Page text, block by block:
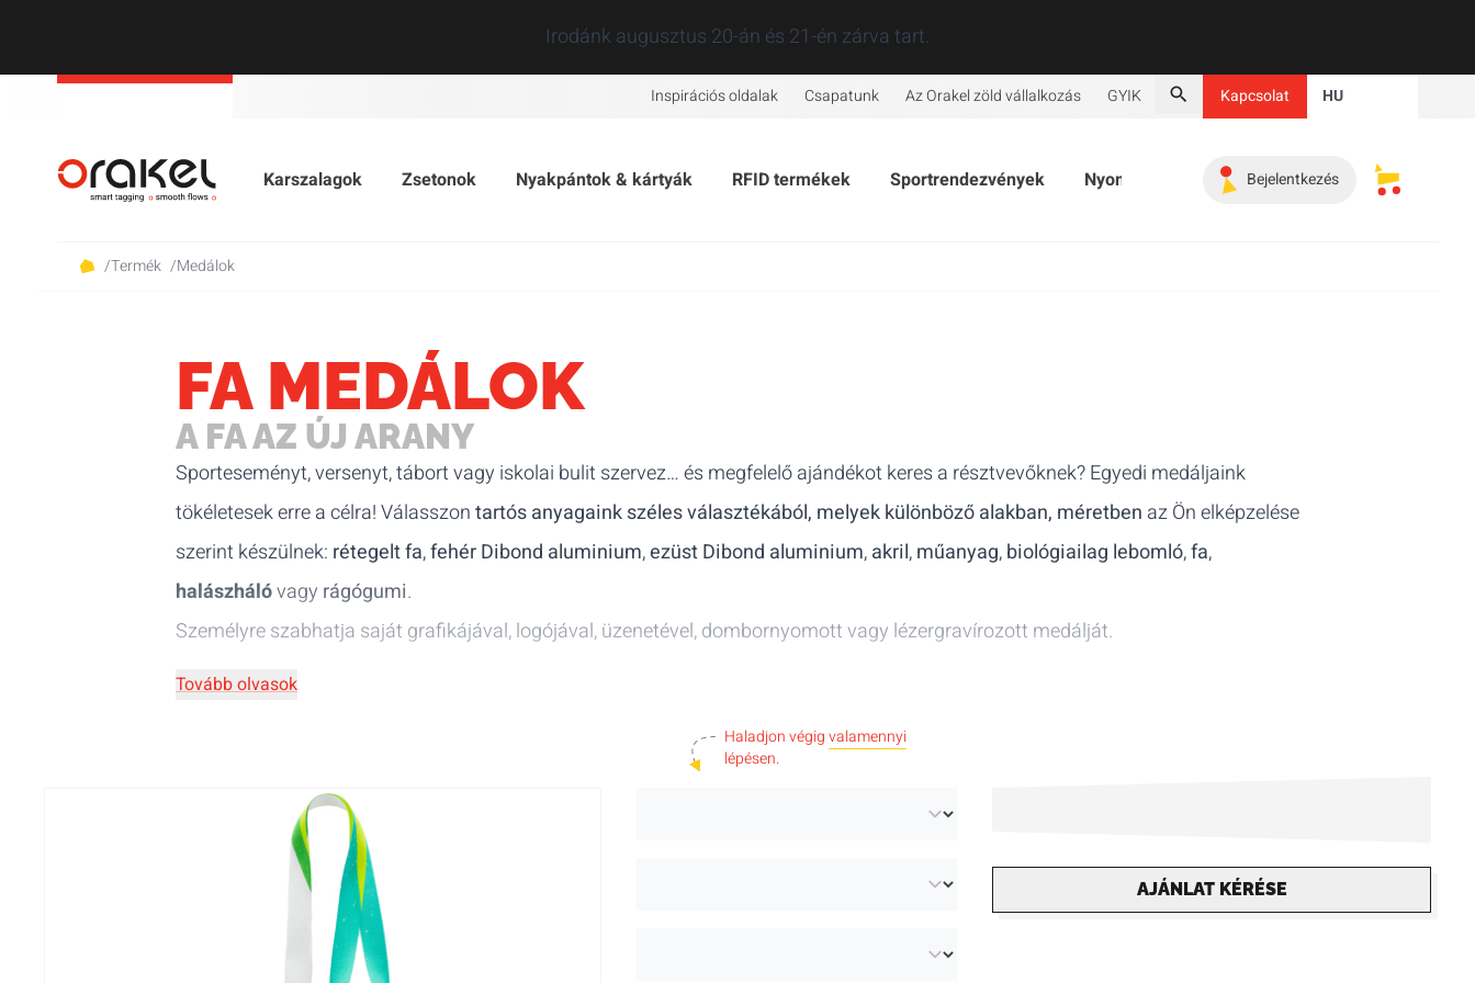
Irodánk augusztus 20-án és 21-én zárva tart.
Inspirációs oldalak Csapatunk Az Orakel zöld vállalkozás GYIK
Keresés
Kapcsolat HU
Karszalagok Zsetonok Nyakpántok & kártyák RFID termékek Sportrendezvények Nyomtatott termékek Promóciós termékek
Bejelentkezés Elmentett
/Termék /Medálok
FA MEDÁLOK
A FA AZ ÚJ ARANY
Sporteseményt, versenyt, tábort vagy iskolai bulit szervez… és megfelelő ajándékot keres a résztvevőknek? Egyedi medáljaink
tökéletesek erre a célra! Válasszontartós anyagaink széles választékából, melyek különböző alakban, méretben az Ön elképzelése
szerint készülnek: rétegelt fa,fehér Dibond aluminium,ezüst Dibond aluminium,akril,műanyag,biológiailag lebomló,fa,
halászhálóvagy rágógumi.
Személyre szabhatja saját grafikájával, logójával, üzenetével, dombornyomott vagy lézergravírozott medálját.
Tovább olvasok
Haladjon végigvalamennyi
lépésen.
AJÁNLAT KÉRÉSE